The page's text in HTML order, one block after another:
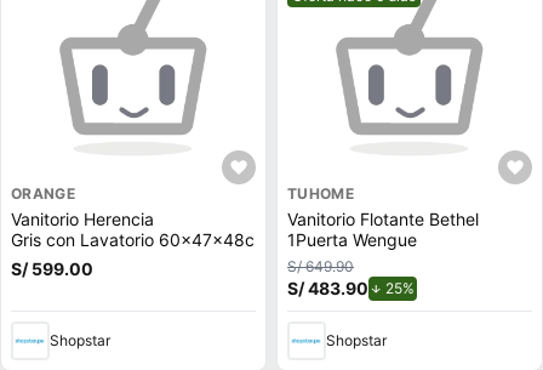
ORANGE
Vanitorio Herencia
Gris con Lavatorio 60x47x48cm
S/ 599.00
Shopstar
TUHOME
Vanitorio Flotante Bethel
1Puerta Wengue
S/ 649.90
S/ 483.90 25%
Shopstar